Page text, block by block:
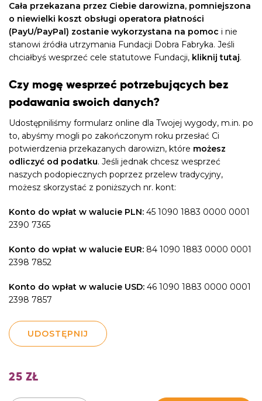
Cała przekazana przez Ciebie darowizna, pomniejszona
o niewielki koszt obsługi operatora płatności
(PayU/PayPal) zostanie wykorzystana na pomoc i nie
stanowi źródła utrzymania Fundacji Dobra Fabryka. Jeśli
chciałbyś wesprzeć cele statutowe Fundacji, kliknij tutaj.
Czy mogę wesprzeć potrzebujących bez
podawania swoich danych?
Udostępniliśmy formularz online dla Twojej wygody, m.in. po
to, abyśmy mogli po zakończonym roku przesłać Ci
potwierdzenia przekazanych darowizn, które możesz
odliczyć od podatku. Jeśli jednak chcesz wesprzeć
naszych podopiecznych poprzez przelew tradycyjny,
możesz skorzystać z poniższych nr. kont:
Konto do wpłat w walucie PLN: 45 1090 1883 0000 0001
2390 7365
Konto do wpłat w walucie EUR: 84 1090 1883 0000 0001
2398 7852
Konto do wpłat w walucie USD: 46 1090 1883 0000 0001
2398 7857
UDOSTĘPNIJ
25 ZŁ